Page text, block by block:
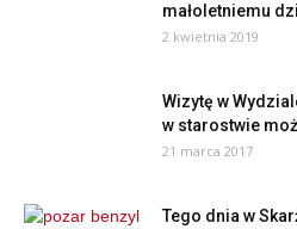
małoletniemu
2 kwietnia 2019
Wizytę w
w starostwie
21 marca 2017
Tego dnia w